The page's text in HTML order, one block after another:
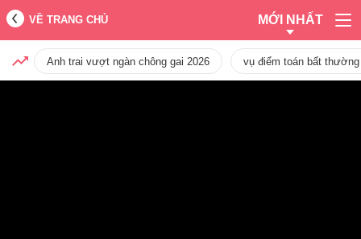
VỀ TRANG CHỦ MỚI NHẤT
Anh trai vượt ngàn chông gai 2026 vụ điểm toán bất